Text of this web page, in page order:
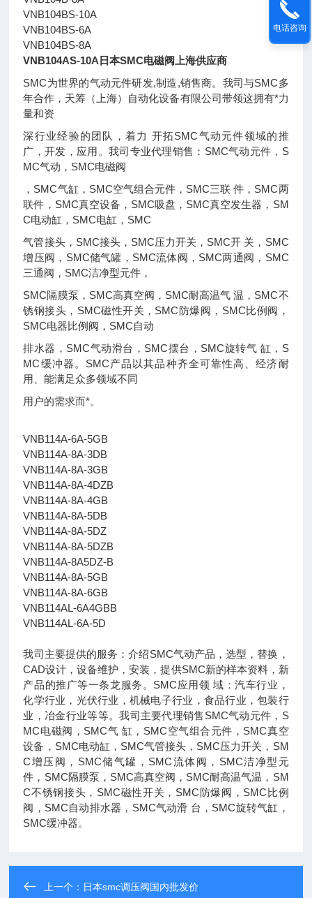
VNB104BS-10A
VNB104BS-6A
VNB104BS-8A
VNB104AS-10A日本SMC电磁阀上海供应商
SMC为世界的气动元件研发,制造,销售商。我司与SMC多
年合作，天筹（上海）自动化设备有限公司带领这拥有*力
量和资
深行业经验的团队，着力 开拓SMC气动元件领域的推
广，开发，应用。我司专业代理销售：SMC气动元件，S
MC气动，SMC电磁阀
，SMC气缸，SMC空气组合元件，SMC三联 件，SMC两
联件，SMC真空设备，SMC吸盘，SMC真空发生器，SM
C电动缸，SMC电缸，SMC
气管接头，SMC接头，SMC压力开关，SMC开 关，SMC
增压阀，SMC储气罐，SMC流体阀，SMC两通阀，SMC
三通阀，SMC洁净型元件，
SMC隔膜泵，SMC高真空阀，SMC耐高温气 温，SMC不
锈钢接头，SMC磁性开关，SMC防爆阀，SMC比例阀，
SMC电器比例阀，SMC自动
排水器，SMC气动滑台，SMC摆台，SMC旋转气 缸，S
MC缓冲器。SMC产品以其品种齐全可靠性高、经济耐
用、能满足众多领域不同
用户的需求而*。
VNB114A-6A-5GB
VNB114A-8A-3DB
VNB114A-8A-3GB
VNB114A-8A-4DZB
VNB114A-8A-4GB
VNB114A-8A-5DB
VNB114A-8A-5DZ
VNB114A-8A-5DZB
VNB114A-8A5DZ-B
VNB114A-8A-5GB
VNB114A-8A-6GB
VNB114AL-6A4GBB
VNB114AL-6A-5D
我司主要提供的服务：介绍SMC气动产品，选型，替换，
CAD设计，设备维护，安装，提供SMC新的样本资料，新
产品的推广等一条龙服务。SMC应用领 域：汽车行业，
化学行业，光伏行业，机械电子行业，食品行业，包装行
业，冶金行业等等。我司主要代理销售SMC气动元件，S
MC电磁阀，SMC气 缸，SMC空气组合元件，SMC真空
设备，SMC电动缸，SMC气管接头，SMC压力开关，SM
C增压阀，SMC储气罐，SMC流体阀，SMC洁净型元
件，SMC隔膜泵，SMC高真空阀，SMC耐高温气温，SM
C不锈钢接头，SMC磁性开关，SMC防爆阀，SMC比例
阀，SMC自动排水器，SMC气动滑 台，SMC旋转气缸，
SMC缓冲器。
上一个： 日本smc调压阀国内批发价
电话咨询